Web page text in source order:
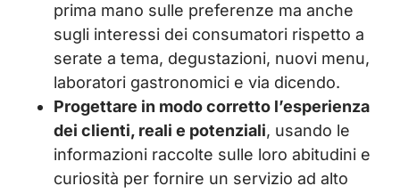
prima mano sulle preferenze ma anche
sugli interessi dei consumatori rispetto a
serate a tema, degustazioni, nuovi menu,
laboratori gastronomici e via dicendo.
Progettare in modo corretto l’esperienza
dei clienti, reali e potenziali, usando le
informazioni raccolte sulle loro abitudini e
curiosità per fornire un servizio ad alto